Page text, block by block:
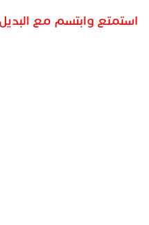
استمتع وابتسم مع البديل